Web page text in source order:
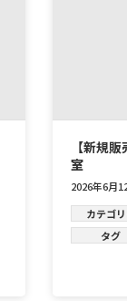
【新規
室
2026年6月
カテゴ
タグ